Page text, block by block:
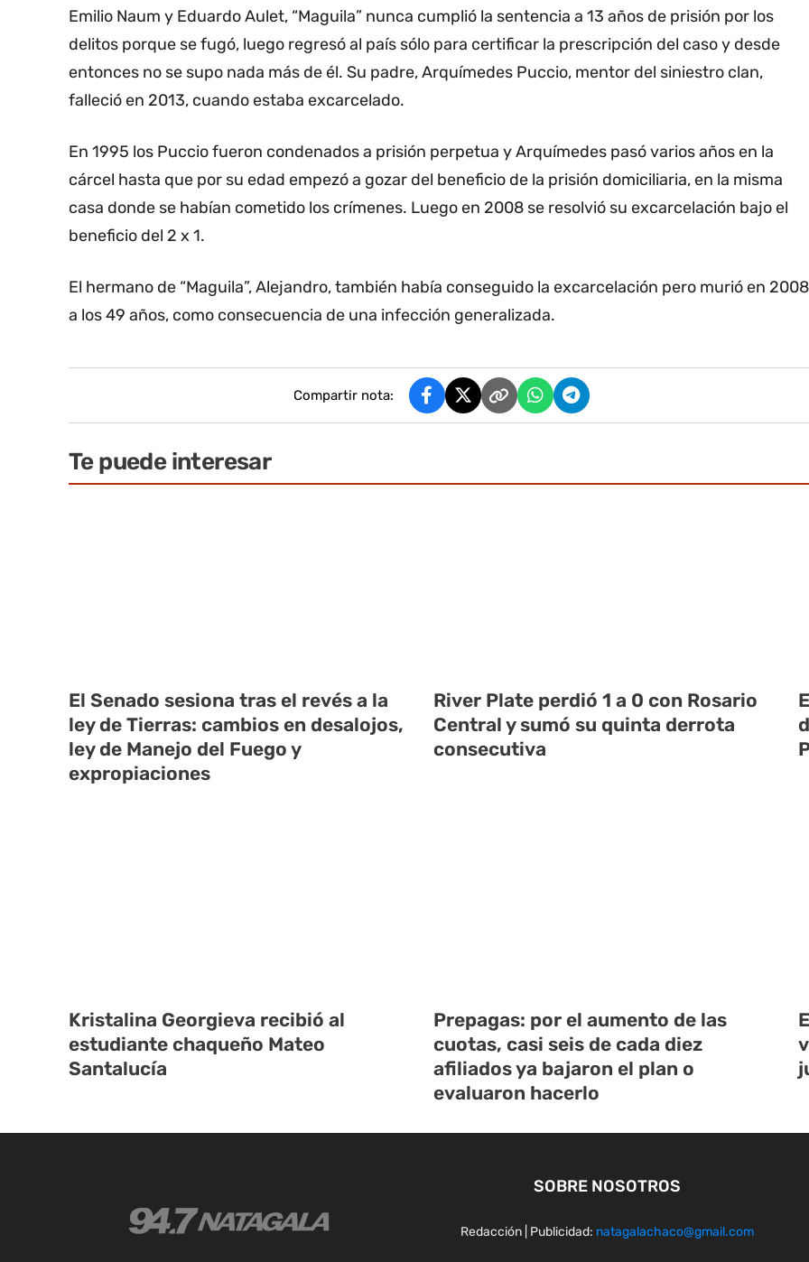
Emilio Naum y Eduardo Aulet, “Maguila” nunca cumplió la sentencia a 13 años de prisión por los
delitos porque se fugó, luego regresó al país sólo para certificar la prescripción del caso y desde
entonces no se supo nada más de él. Su padre, Arquímedes Puccio, mentor del siniestro clan,
falleció en 2013, cuando estaba excarcelado.
En 1995 los Puccio fueron condenados a prisión perpetua y Arquímedes pasó varios años en la
cárcel hasta que por su edad empezó a gozar del beneficio de la prisión domiciliaria, en la misma
casa donde se habían cometido los crímenes. Luego en 2008 se resolvió su excarcelación bajo el
beneficio del 2 x 1.
El hermano de “Maguila”, Alejandro, también había conseguido la excarcelación pero murió en
a los 49 años, como consecuencia de una infección generalizada.
Compartir nota:
Te puede interesar
El Senado sesiona tras el revés a la
ley de Tierras: cambios en desalojos,
ley de Manejo del Fuego y
expropiaciones
River Plate perdió 1 a 0 con Rosario
Central y sumó su quinta derrota
consecutiva
Kristalina Georgieva recibió al
estudiante chaqueño Mateo
Santalucía
Prepagas: por el aumento de las
cuotas, casi seis de cada diez
afiliados ya bajaron el plan o
evaluaron hacerlo
SOBRE NOSOTROS
Redacción | Publicidad: natagalachaco@gmail.com